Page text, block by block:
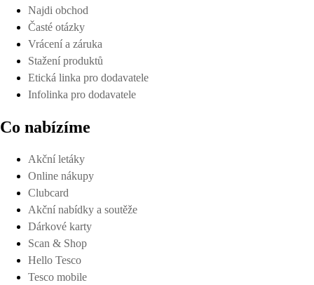
Najdi obchod
Časté otázky
Vrácení a záruka
Stažení produktů
Etická linka pro dodavatele
Infolinka pro dodavatele
Co nabízíme
Akční letáky
Online nákupy
Clubcard
Akční nabídky a soutěže
Dárkové karty
Scan & Shop
Hello Tesco
Tesco mobile